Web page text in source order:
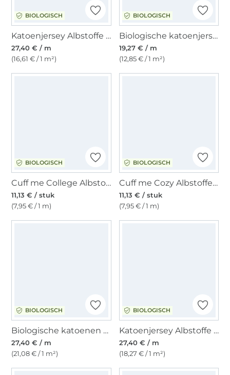
BIOLOGISCH
Katoenjersey Albstoffe Hamburger Liebe Glow Lily, marineblauw
27,40 € / m
(16,61 € / 1 m²)
BIOLOGISCH
Biologische katoenjersey Little Leaves, gebroken wit
19,27 € / m
(12,85 € / 1 m²)
BIOLOGISCH
Cuff me College Albstoffe Hamburger Liebe Bliss biologische boordstof, bessenkleurig
11,13 € / stuk
(7,95 € / 1 m)
BIOLOGISCH
Cuff me Cozy Albstoffe Hamburger Liebe XXL biologische boordstof, zand
11,13 € / stuk
(7,95 € / 1 m)
BIOLOGISCH
Biologische katoenen fleece, gebroken wit
27,40 € / m
(21,08 € / 1 m²)
BIOLOGISCH
Katoenjersey Albstoffe Hamburger Liebe Hand on Heart Grow, vanille
27,40 € / m
(18,27 € / 1 m²)